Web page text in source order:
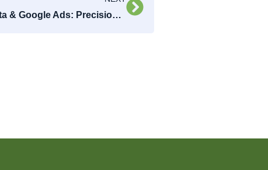
High-ROI Meta & Google Ads: Precision Targeting in Broward County